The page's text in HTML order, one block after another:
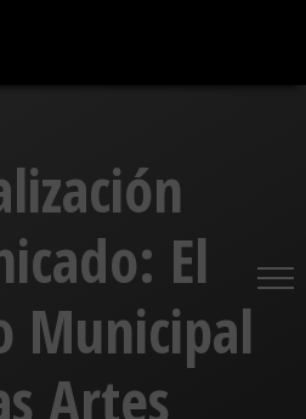
El
Municipal
Artes